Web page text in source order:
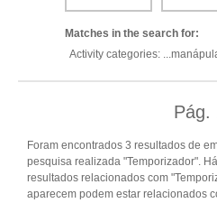
Matches in the search for:
Activity categories: ...
Pág.
Foram encontrados 3 resultados de
pesquisa realizada "Temporizador".
resultados relacionados com
aparecem podem estar relacionados